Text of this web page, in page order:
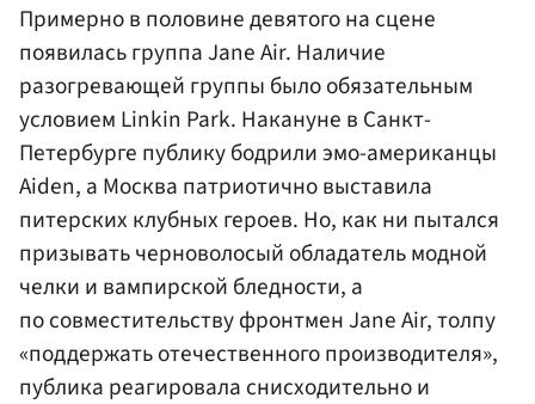
Примерно в половине девятого на сцене
появилась группа Jane Air. Наличие
разогревающей группы было обязательным
условием Linkin Park. Накануне в Санкт-
Петербурге публику бодрили эмо-американцы
Aiden, а Москва патриотично выставила
питерских клубных героев. Но, как ни пытался
призывать черноволосый обладатель модной
челки и вампирской бледности, а
по совместительству фронтмен Jane Air, толпу
«поддержать отечественного производителя»,
публика реагировала снисходительно и